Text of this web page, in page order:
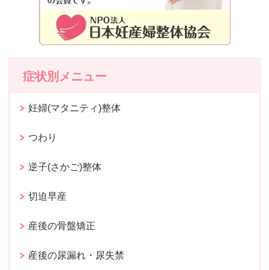
症状別メニュー
妊婦(マタニティ)整体
つわり
逆子(さかご)整体
切迫早産
産後の骨盤矯正
産後の尿漏れ・尿失禁